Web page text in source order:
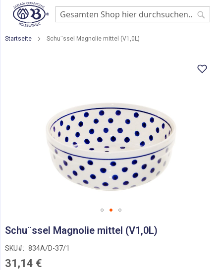
Startseite Schu¨ssel Magnolie mittel (V1,0L)
Anfang
Bildgalerie
springen
Schu¨ssel Magnolie mittel (V1,0L)
SKU 834A/D-37/1
31,14 €